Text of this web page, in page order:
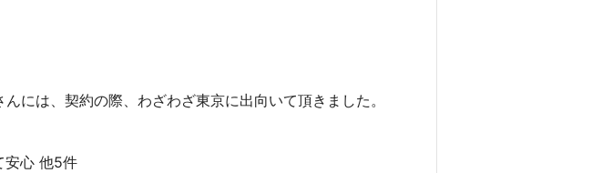
には、契約の際、わざわざ東京に出向いて頂きました。
安心 他5件